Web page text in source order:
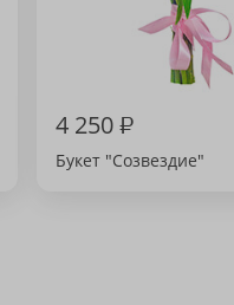
4 250₽
Букет "Созвездие"